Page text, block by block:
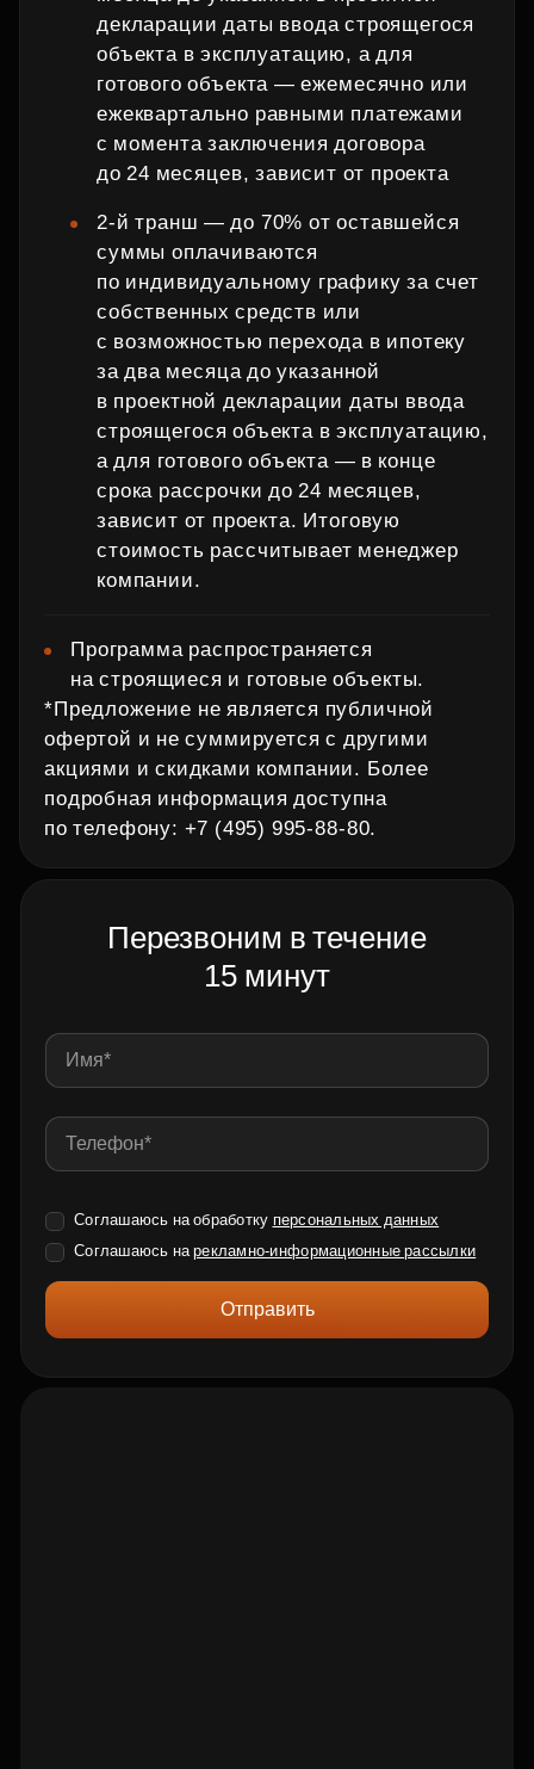
декларации даты ввода строящегося
объекта в эксплуатацию, а для
готового объекта — ежемесячно или
ежеквартально равными платежами
с момента заключения договора
до 24 месяцев, зависит от проекта
2‑й транш — до 70% от оставшейся
суммы оплачиваются
по индивидуальному графику за счет
собственных средств или
с возможностью перехода в ипотеку
за два месяца до указанной
в проектной декларации даты ввода
строящегося объекта в эксплуатацию,
а для готового объекта — в конце
срока рассрочки до 24 месяцев,
зависит от проекта. Итоговую
стоимость рассчитывает менеджер
компании.
Программа распространяется
на строящиеся и готовые объекты.
*Предложение не является публичной
офертой и не суммируется с другими
акциями и скидками компании. Более
подробная информация доступна
по телефону: +7 (495) 995‑88‑80.
Перезвоним в течение
15 минут
Соглашаюсь на обработку персональных данных
Соглашаюсь нарекламно-информационные рассылки
Отправить